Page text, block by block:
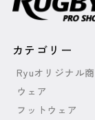
カテゴリー
Ryuオリジナル
ウェア
フットウェア